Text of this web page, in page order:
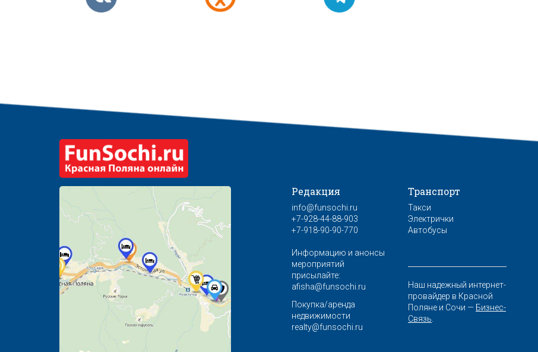
Редакция
info@funsochi.ru
+7-928-44-88-903
+7-918-90-90-770
Информацию и анонсы
мероприятий
присылайте:
afisha@funsochi.ru
Покупка/аренда
недвижимости
realty@funsochi.ru
Транспорт
Такси
Электрички
Автобусы
Наш надежный интернет-
провайдер в Красной
Поляне и Сочи — Бизнес-
Связь